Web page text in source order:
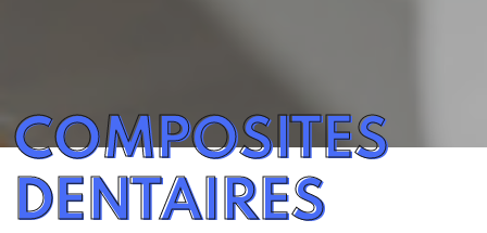
COMPOSITES
DENTAIRES